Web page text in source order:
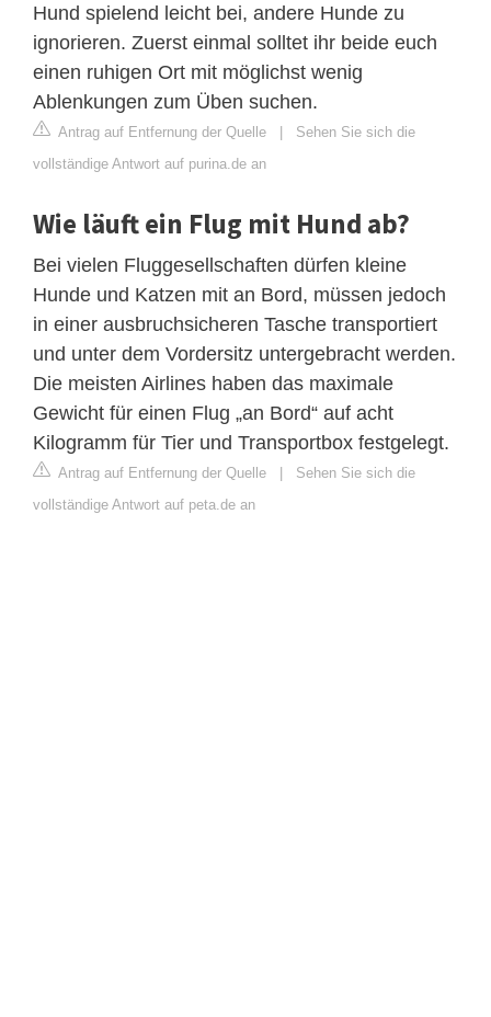
Hund spielend leicht bei, andere Hunde zu
ignorieren. Zuerst einmal solltet ihr beide euch
einen ruhigen Ort mit möglichst wenig
Ablenkungen zum Üben suchen.
Antrag auf Entfernung der Quelle | Sehen Sie sich die
vollständige Antwort auf purina.de an
Wie läuft ein Flug mit Hund ab?
Bei vielen Fluggesellschaften dürfen kleine
Hunde und Katzen mit an Bord, müssen jedoch
in einer ausbruchsicheren Tasche transportiert
und unter dem Vordersitz untergebracht werden.
Die meisten Airlines haben das maximale
Gewicht für einen Flug „an Bord“ auf acht
Kilogramm für Tier und Transportbox festgelegt.
Antrag auf Entfernung der Quelle | Sehen Sie sich die
vollständige Antwort auf peta.de an